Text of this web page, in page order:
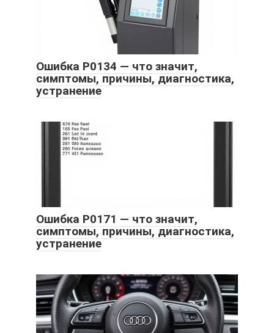
Ошибка P0134 — что значит,
симптомы, причины, диагностика,
устранение
Ошибка P0171 — что значит,
симптомы, причины, диагностика,
устранение